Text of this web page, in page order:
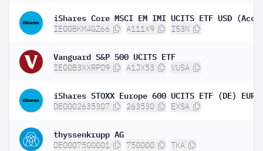
iShares Core MSCI EM IMI UCITS ETF USD (Acc)
IE00BKM4GZ66 A111X9 IS3N
Vanguard S&P 500 UCITS ETF
IE00B3XXRP09 A1JX53 VUSA
DE0002635307 263530 EXSA
thyssenkrupp AG
DE0007500001 750000 TKA